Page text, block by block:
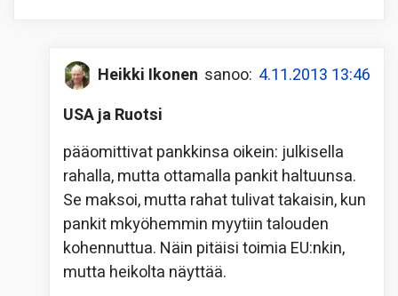
Heikki Ikonen sanoo: 4.11.2013 13:46
USA ja Ruotsi
pääomittivat pankkinsa oikein: julkisella
rahalla, mutta ottamalla pankit haltuunsa.
Se maksoi, mutta rahat tulivat takaisin, kun
pankit mkyöhemmin myytiin talouden
kohennuttua. Näin pitäisi toimia EU:nkin,
mutta heikolta näyttää.